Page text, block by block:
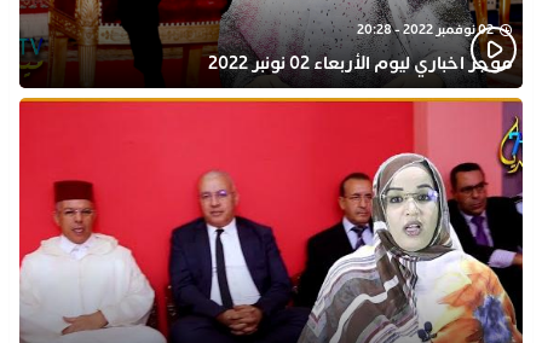
02 نوفمبر 2022 - 20:28
موجز اخباري ليوم الأربعاء 02 نونبر 2022